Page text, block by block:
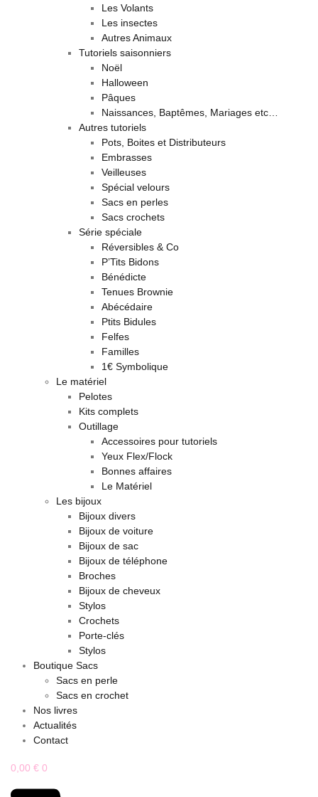
Les Volants
Les insectes
Autres Animaux
Tutoriels saisonniers
Noël
Halloween
Pâques
Naissances, Baptêmes, Mariages etc…
Autres tutoriels
Pots, Boites et Distributeurs
Embrasses
Veilleuses
Spécial velours
Sacs en perles
Sacs crochets
Série spéciale
Réversibles & Co
P’Tits Bidons
Bénédicte
Tenues Brownie
Abécédaire
Ptits Bidules
Felfes
Familles
1€ Symbolique
Le matériel
Pelotes
Kits complets
Outillage
Accessoires pour tutoriels
Yeux Flex/Flock
Bonnes affaires
Le Matériel
Les bijoux
Bijoux divers
Bijoux de voiture
Bijoux de sac
Bijoux de téléphone
Broches
Bijoux de cheveux
Stylos
Crochets
Porte-clés
Stylos
Boutique Sacs
Sacs en perle
Sacs en crochet
Nos livres
Actualités
Contact
0,00 € 0